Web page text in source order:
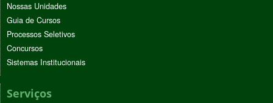
Nossas Unidades
Guia de Cursos
Processos Seletivos
Concursos
Sistemas Institucionais
Serviços